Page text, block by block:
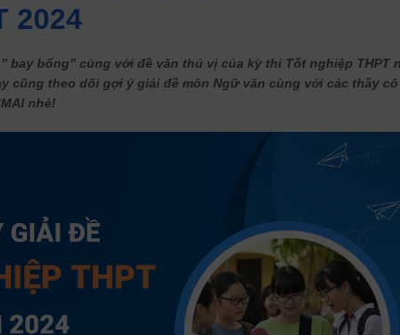
2024
bay bổng” cùng với đề văn thú vị của kỳ thi Tốt nghiệp THPT
cũng theo dõi gợi ý giải đề môn Ngữ văn cùng với các thầy cô
nhé!